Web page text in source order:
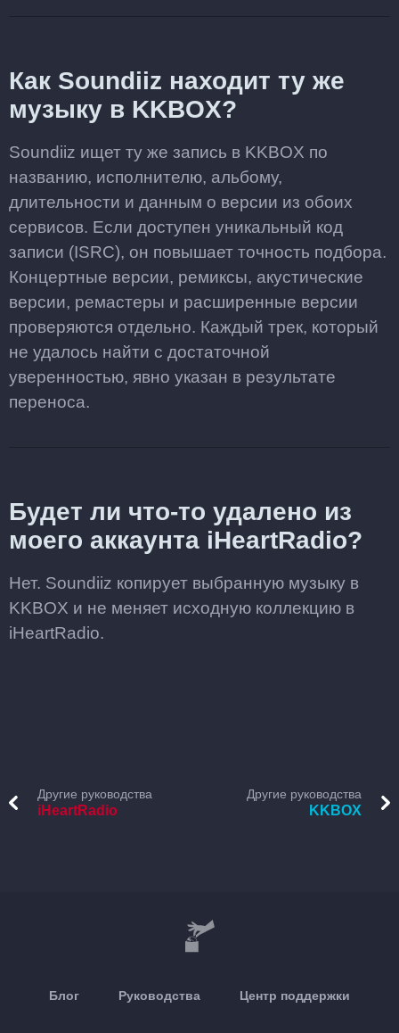
Как Soundiiz находит ту же
музыку в KKBOX?
Soundiiz ищет ту же запись в KKBOX по
названию, исполнителю, альбому,
длительности и данным о версии из обоих
сервисов. Если доступен уникальный код
записи (ISRC), он повышает точность подбора.
Концертные версии, ремиксы, акустические
версии, ремастеры и расширенные версии
проверяются отдельно. Каждый трек, который
не удалось найти с достаточной
уверенностью, явно указан в результате
переноса.
Будет ли что-то удалено из
моего аккаунта iHeartRadio?
Нет. Soundiiz копирует выбранную музыку в
KKBOX и не меняет исходную коллекцию в
iHeartRadio.
Другие руководства
iHeartRadio
Другие руководства
KKBOX
Блог Руководства Центр поддержки